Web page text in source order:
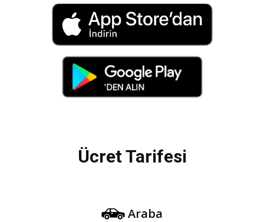
Ücret Tarifesi
Araba